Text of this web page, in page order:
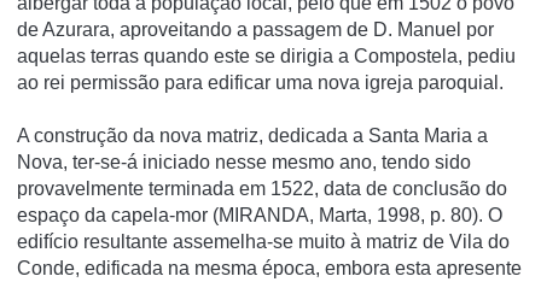
de Azurara, aproveitando a passagem de D. Manuel por
aquelas terras quando este se dirigia a Compostela, pediu
ao rei permissão para edificar uma nova igreja paroquial.
A construção da nova matriz, dedicada a Santa Maria a
Nova, ter-se-á iniciado nesse mesmo ano, tendo sido
provavelmente terminada em 1522, data de conclusão do
espaço da capela-mor (MIRANDA, Marta, 1998, p. 80). O
edifício resultante assemelha-se muito à matriz de Vila do
Conde, edificada na mesma época, embora esta apresente